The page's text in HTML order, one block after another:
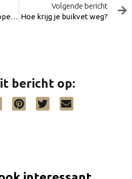
Dit is waarom hardlopen helpt tegen stress
Volgende bericht
Hoe krijg je buikvet weg?
bericht op: